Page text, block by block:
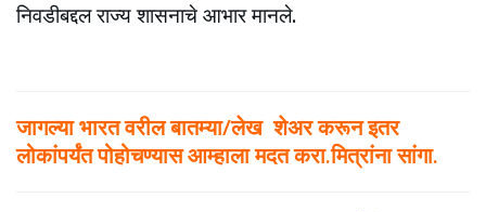
निवडीबद्दल राज्य शासनाचे आभार मानले.
जागल्या भारत वरील बातम्या/लेख शेअर करून इतर
लोकांपर्यंत पोहोचण्यास आम्हाला मदत करा.मित्रांना सांगा.